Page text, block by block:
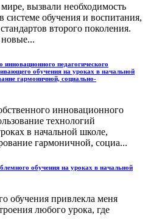
вызвали необходимость
системе обучения и воспитания,
второго поколения.
инновационного педагогического
обучения на уроках в начальной
гармоничной, социально-
инновационного
технологий
в начальной школе,
гармоничной, социа...
обучения на уроках в начальной
привлекла меня
любого урока, где